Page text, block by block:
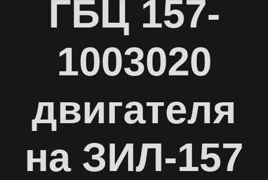
ГБЦ 157-
1003020
двигателя
на ЗИЛ-157